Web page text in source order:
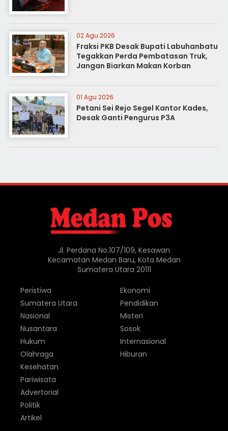
02 Agu 2026
Fraksi PKB Desak Bupati Labuhanbatu
Tegakkan Perda Pembatasan Truk,
Jangan Biarkan Makan Korban
01 Agu 2026
Petani Sei Rejo Segel Kantor Kades,
Desak Ganti Pengurus P3A
Jl. Perdana No.107/109, Kesawan
Kecamatan Medan Baru, Kota Medan
Sumatera Utara 20111
Peristiwa
Sumatera Utara
Nasional
Nusantara
Hukum
Olahraga
Ekonomi
Pendidikan
Misteri
Sosok
Internasional
Hiburan
Kesehatan
Pariwisata
Advertorial
Politik
Artikel